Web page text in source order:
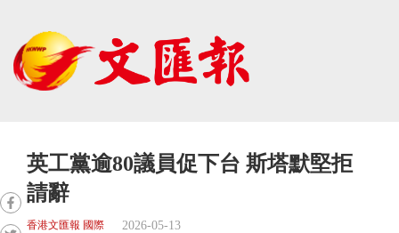
英工黨逾80議員促下台 斯塔默堅拒
請辭
香港文匯報 國際 2026-05-13